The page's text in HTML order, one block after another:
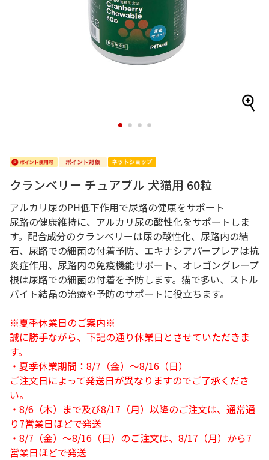
1 2 3 4
クランベリー チュアブル 犬猫用 60粒
アルカリ尿のPH低下作用で尿路の健康をサポート
尿路の健康維持に、アルカリ尿の酸性化をサポートしま
す。配合成分のクランベリーは尿の酸性化、尿路内の結
石、尿路での細菌の付着予防、エキナシアパープレアは抗
炎症作用、尿路内の免疫機能サポート、オレゴングレープ
根は尿路での細菌の付着を予防します。猫で多い、ストル
バイト結晶の治療や予防のサポートに役立ちます。
※夏季休業日のご案内※
誠に勝手ながら、下記の通り休業日とさせていただきま
す。
・夏季休業期間：8/7（金）～8/16（日）
ご注文日によって発送日が異なりますのでご了承くださ
い。
・8/6（木）まで及び8/17（月）以降のご注文は、通常通
り7営業日ほどで発送
・8/7（金）～8/16（日）のご注文は、8/17（月）から7
営業日ほどで発送